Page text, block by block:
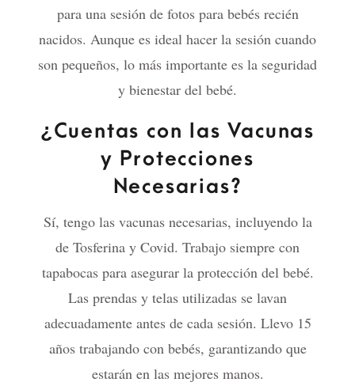
para una sesión de fotos para bebés recién
nacidos. Aunque es ideal hacer la sesión cuando
son pequeños, lo más importante es la seguridad
y bienestar del bebé.
¿Cuentas con las Vacunas
y Protecciones
Necesarias?
Sí, tengo las vacunas necesarias, incluyendo la
de Tosferina y Covid. Trabajo siempre con
tapabocas para asegurar la protección del bebé.
Las prendas y telas utilizadas se lavan
adecuadamente antes de cada sesión. Llevo 15
años trabajando con bebés, garantizando que
estarán en las mejores manos.